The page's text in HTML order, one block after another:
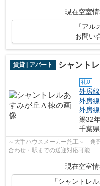
現在空室情
「ア
お問い
賃貸 | アパート シャント
礼0
外房線
外房線
外房線
築32年
千葉県
～大手ハウスメーカー施工～
合わせ・駅までの送迎対応可能
現在空室情
「シャントレ